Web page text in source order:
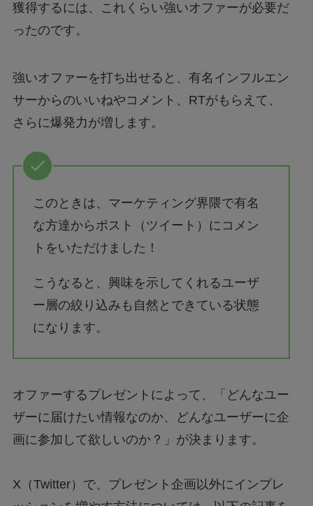
獲得するには、これくらい強いオファーが必要だ
ったのです。
強いオファーを打ち出せると、有名インフルエン
サーからのいいねやコメント、RTがもらえて、
さらに爆発力が増します。
このときは、マーケティング界隈で有名
な方達からポスト（ツイート）にコメン
トをいただけました！
こうなると、興味を示してくれるユーザ
ー層の絞り込みも自然とできている状態
になります。
オファーするプレゼントによって、「どんなユー
ザーに届けたい情報なのか、どんなユーザーに企
画に参加して欲しいのか？」が決まります。
X（Twitter）で、プレゼント企画以外にインプレ